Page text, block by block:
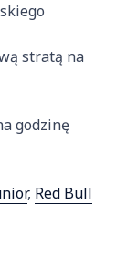
stratą na
godzinę
, Red Bull